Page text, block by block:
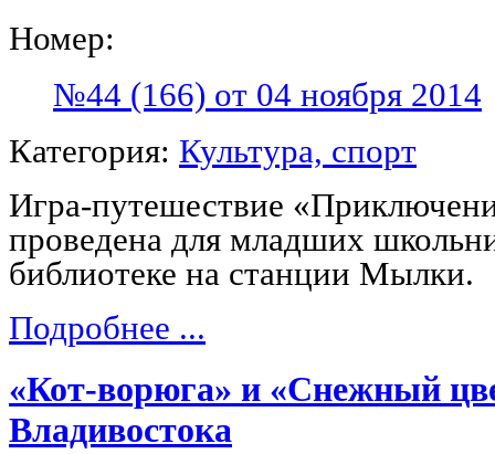
Номер:
№44 (166) от 04 ноября 2014
Категория: Культура, спорт
Игра-путешествие
проведена для младших
библиотеке на станции Мылки.
Подробнее ...
«Кот-ворюга» и «Снежный
Владивостока